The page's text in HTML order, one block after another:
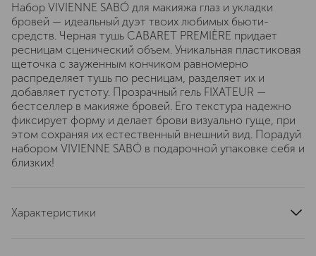
Набор VIVIENNE SABÓ для макияжа глаз и укладки
бровей — идеальный дуэт твоих любимых бьюти-
средств. Черная тушь CABARET PREMIÈRE придает
ресницам сценический объем. Уникальная пластиковая
щеточка с зауженным кончиком равномерно
распределяет тушь по ресницам, разделяет их и
добавляет густоту. Прозрачный гель FIXATEUR —
бестселлер в макияже бровей. Его текстура надежно
фиксирует форму и делает брови визуально гуще, при
этом сохраняя их естественный внешний вид. Порадуй
набором VIVIENNE SABÓ в подарочной упаковке себя и
близких!
Характеристики